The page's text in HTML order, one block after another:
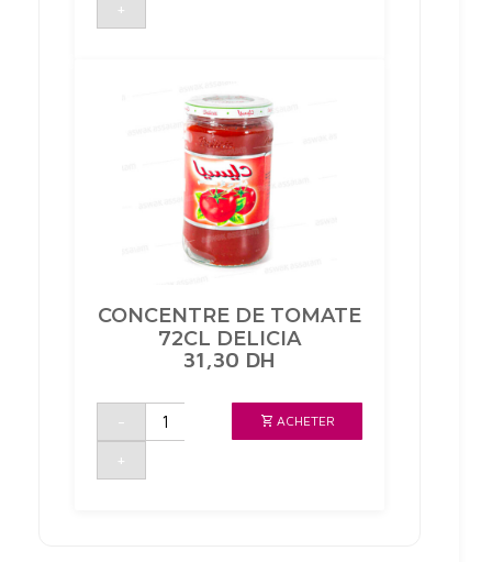
+
CONCENTRE DE TOMATE
72CL DELICIA
31,30 DH
-
quantité
CONCENTRE
72CL
+
ACHETER